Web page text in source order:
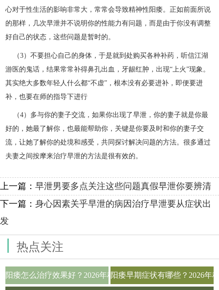
心对于性生活的影响非常大，常常会导致精神性阳痿。正如前面所说
的那样，几次早泄并不说明你的性能力有问题，而是由于你没有调整
好自己的状态，这些问题是暂时的。
（3）不要担心自己的身体，于是就到处购买各种补药，听信江湖
游医的鬼话，结果常常补得鼻孔出血，牙龈红肿，出现“上火”现象。
其实绝大多数年轻人什么都“不虚”，根本没有必要进补，即便要进
补，也要在师的指导下进行
（4）多与你的妻子交流，如果你出现了早泄，你的妻子就是你最
好的，她最了解你，也最能帮助你，关键是你要及时和你的妻子交
流，让她了解你的处境和感受，共同探讨解决问题的方法。很多通过
夫妻之间按摩来治疗早泄的方法是很有效的。
上一篇： 早泄男要多点关注这些问题真假早泄你要辨清
下一篇： 身心因素关乎早泄的病因治疗早泄要从症状出
发
| 热点关注
阳痿怎么治疗效果好？2026年科学用药与生活调理全攻略
阳痿早期症状有哪些？2026年